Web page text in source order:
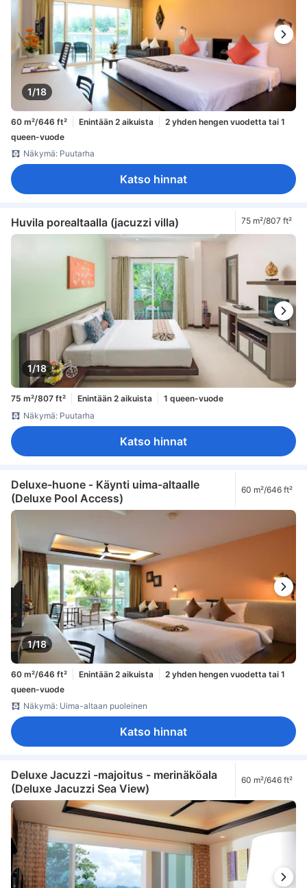
1/18
60 m²/646 ft² Enintään 2 aikuista
2 yhden hengen vuodetta tai 1
queen-vuode
Näkymä: Puutarha
Katso hinnat
Huvila porealtaalla (jacuzzi villa) 75 m²/807 ft²
1/18
75 m²/807 ft² Enintään 2 aikuista
1 queen-vuode
Näkymä: Puutarha
Katso hinnat
Deluxe-huone ‑ Käynti uima-altaalle
(Deluxe Pool Access)
60 m²/646 ft²
1/18
60 m²/646 ft² Enintään 2 aikuista
2 yhden hengen vuodetta tai 1
queen-vuode
Näkymä: Uima-altaan puoleinen
Katso hinnat
Deluxe Jacuzzi -majoitus - merinäköala
(Deluxe Jacuzzi Sea View)
60 m²/646 ft²